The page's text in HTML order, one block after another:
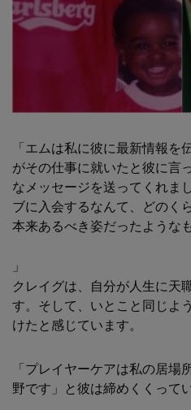
「エムは私に彼に最新情報
がその仕事に就いたと彼に言
なメッセージを送ってくれま
ブに入会するなんて、どのく
本来あるべき姿だったような
」
クレイグは、自分が人生に天
す。そして、いとこと同じよ
けたと感じています。
「プレイヤーケアは私の居
野です」と彼は締めくくって